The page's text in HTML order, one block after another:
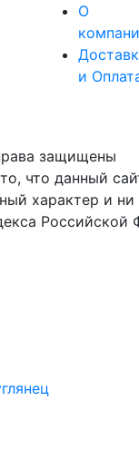
О
и
защищены
что данный
характер и
Российской